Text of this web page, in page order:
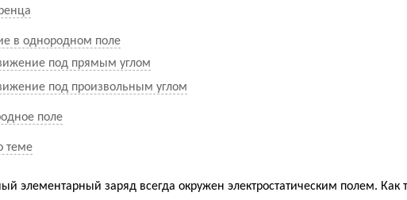
в однородном поле
под прямым углом
под произвольным углом
поле
теме
элементарный заряд всегда окружен электростатическим полем. Как